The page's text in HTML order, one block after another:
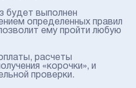
будет выполнен
определенных правил
ему пройти любую
расчеты
«корочки», и
проверки.